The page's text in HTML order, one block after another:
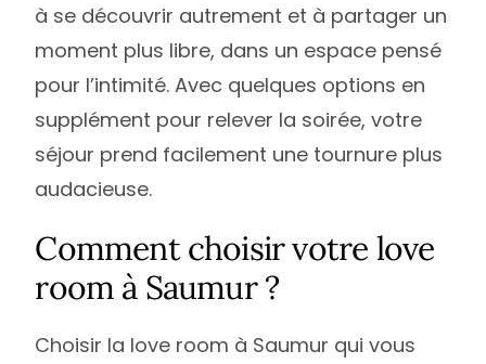
à se découvrir autrement et à partager un
moment plus libre, dans un espace pensé
pour l’intimité. Avec quelques options en
supplément pour relever la soirée, votre
séjour prend facilement une tournure plus
audacieuse.
Comment choisir votre love
room à Saumur ?
Choisir la love room à Saumur qui vous